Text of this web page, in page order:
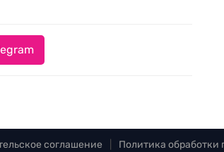
соглашение Политика